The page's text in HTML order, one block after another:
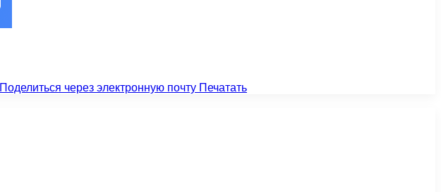
Поделиться через электронную почту Печатать